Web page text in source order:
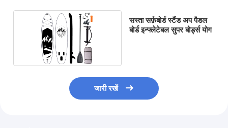
सस्ता सर्फ़बोर्ड स्टैंड अप पैडल
बोर्ड इन्फ्लेटेबल सुपर बोर्ड्स योग
जारी रखें